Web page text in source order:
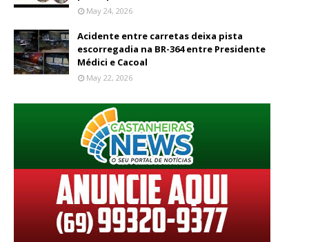
May 24, 2026
Acidente entre carretas deixa pista
escorregadia na BR-364 entre Presidente
Médici e Cacoal
May 22, 2026